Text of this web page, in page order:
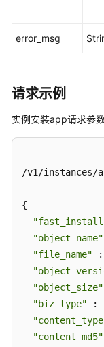
error_msg
请求示例
实例安装app请求参
/v1/instances/
{
"object_name"
"file_name" :
"object_size"
"biz_type" :
"content_md5"